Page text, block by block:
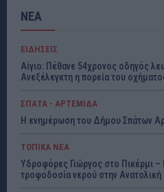
ΝΕΑ
ΕΙΔΗΣΕΙΣ
Αίγιο: Πέθανε 54χρονος οδηγός
Ανεξέλεγκτη η πορεία του
ΣΠΑΤΑ - ΑΡΤΕΜΙΔΑ
Η ενημέρωση του Δήμου Σπάτων
ΤΟΠΙΚΑ ΝΕΑ
Υδροφόρες Γιώργος στο Πικέρμι –
τροφοδοσία νερού στην Ανατολική